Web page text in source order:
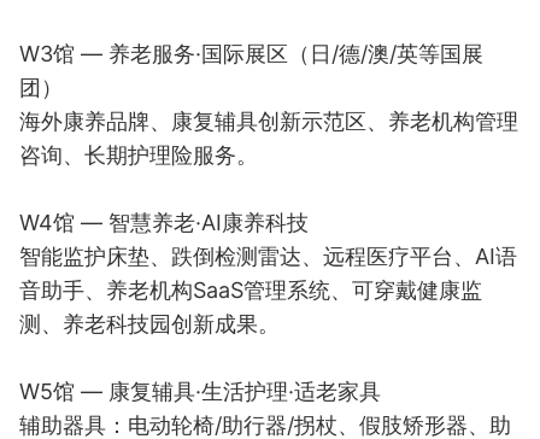
W3馆 — 养老服务·国际展区（日/德/澳/英等国展
团）
海外康养品牌、康复辅具创新示范区、养老机构管理
咨询、长期护理险服务。
W4馆 — 智慧养老·AI康养科技
智能监护床垫、跌倒检测雷达、远程医疗平台、AI语
音助手、养老机构SaaS管理系统、可穿戴健康监
测、养老科技园创新成果。
W5馆 — 康复辅具·生活护理·适老家具
辅助器具：电动轮椅/助行器/拐杖、假肢矫形器、助